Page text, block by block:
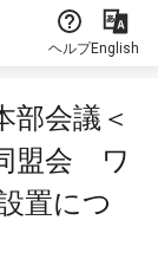
ヘルプEnglish
部会議＜
盟会 ワ
置につ